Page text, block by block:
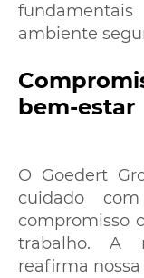
ambiente
bem-estar
O Goedert
cuidado
compromisso
trabalho. A
reafirma